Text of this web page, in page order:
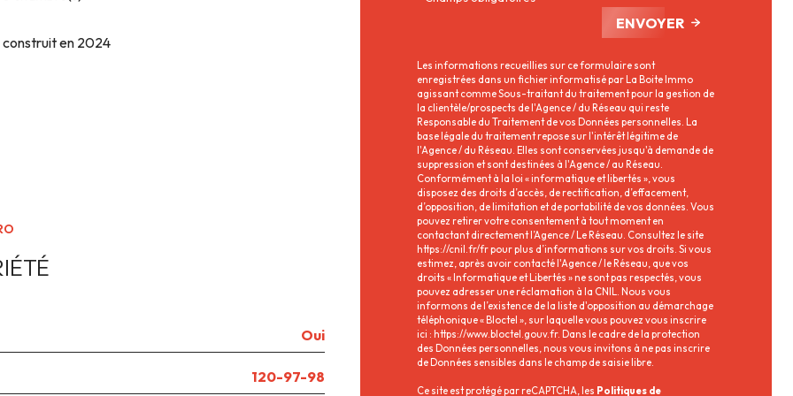
d'énergie : entre 461 euros et 623 euros/an.
construit en 2024
Oui
120-97-98
ENVOYER
Les informations recueillies sur ce formulaire sont
enregistrées dans un fichier informatisé par La Boite Immo
agissant comme Sous-traitant du traitement pour la gestion de
la clientèle/prospects de l'Agence / du Réseau qui reste
Responsable du Traitement de vos Données personnelles. La
base légale du traitement repose sur l'intérêt légitime de
l'Agence / du Réseau. Elles sont conservées jusqu'à demande de
suppression et sont destinées à l'Agence / au Réseau.
Conformément à la loi « informatique et libertés », vous
disposez des droits d’accès, de rectification, d’effacement,
d’opposition, de limitation et de portabilité de vos données. Vous
pouvez retirer votre consentement à tout moment en
contactant directement l’Agence / Le Réseau. Consultez le site
https://cnil.fr/frpour plus d’informations sur vos droits. Si vous
estimez, après avoir contacté l'Agence / le Réseau, que vos
droits « Informatique et Libertés » ne sont pas respectés, vous
pouvez adresser une réclamation à la CNIL. Nous vous
informons de l’existence de la liste d'opposition au démarchage
téléphonique « Bloctel », sur laquelle vous pouvez vous inscrire
ici : https://www.bloctel.gouv.fr. Dans le cadre de la protection
des Données personnelles, nous vous invitons à ne pas inscrire
de Données sensibles dans le champ de saisie libre.
Ce site est protégé par reCAPTCHA, les Politiques de